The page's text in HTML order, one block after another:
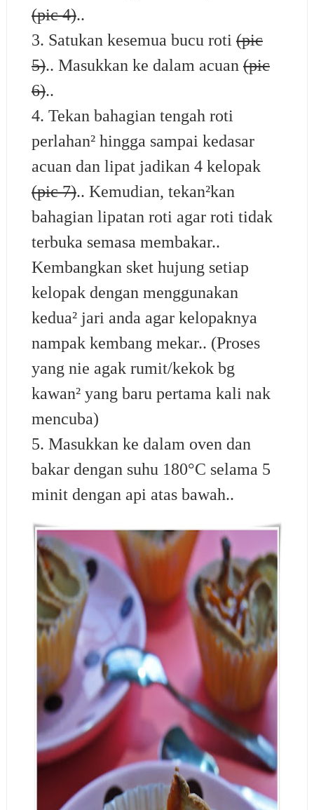
(pic 4)..
3. Satukan kesemua bucu roti (pic
5).. Masukkan ke dalam acuan (pic
6)..
4. Tekan bahagian tengah roti
perlahan² hingga sampai kedasar
acuan dan lipat jadikan 4 kelopak
(pic 7).. Kemudian, tekan²kan
bahagian lipatan roti agar roti tidak
terbuka semasa membakar..
Kembangkan sket hujung setiap
kelopak dengan menggunakan
kedua² jari anda agar kelopaknya
nampak kembang mekar.. (Proses
yang nie agak rumit/kekok bg
kawan² yang baru pertama kali nak
mencuba)
5. Masukkan ke dalam oven dan
bakar dengan suhu 180°C selama 5
minit dengan api atas bawah..